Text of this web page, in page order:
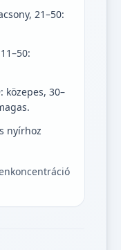
21–50:
közepes, 30–
nyírhoz